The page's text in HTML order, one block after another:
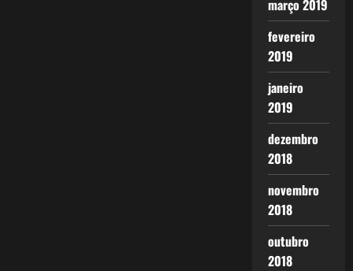
março 2019
fevereiro
2019
janeiro
2019
dezembro
2018
novembro
2018
outubro
2018